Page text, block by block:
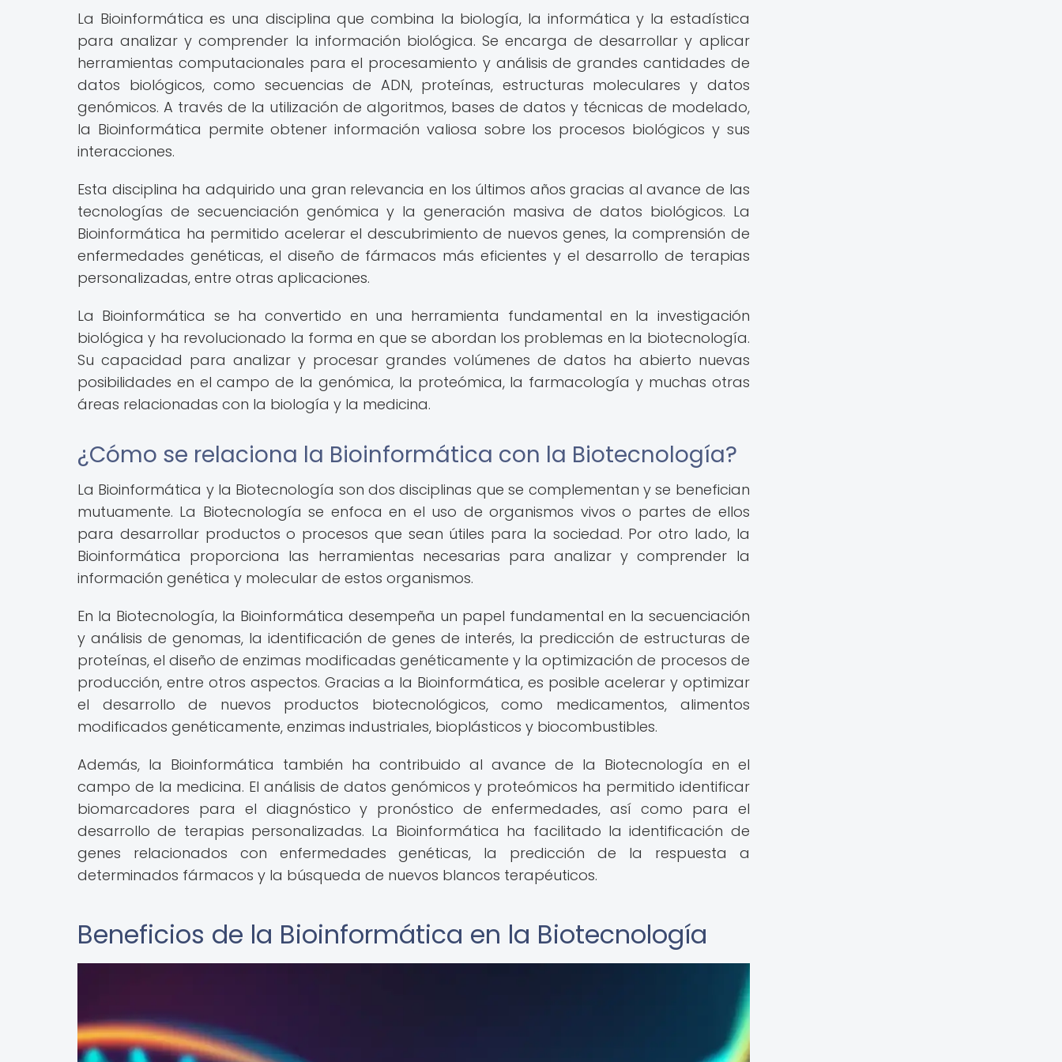
La Bioinformática es una disciplina que combina la biología, la informática y la estadística
para analizar y comprender la información biológica. Se encarga de desarrollar y aplicar
herramientas computacionales para el procesamiento y análisis de grandes cantidades de
datos biológicos, como secuencias de ADN, proteínas, estructuras moleculares y datos
genómicos. A través de la utilización de algoritmos, bases de datos y técnicas de modelado,
la Bioinformática permite obtener información valiosa sobre los procesos biológicos y sus
interacciones.
Esta disciplina ha adquirido una gran relevancia en los últimos años gracias al avance de las
tecnologías de secuenciación genómica y la generación masiva de datos biológicos. La
Bioinformática ha permitido acelerar el descubrimiento de nuevos genes, la comprensión de
enfermedades genéticas, el diseño de fármacos más eficientes y el desarrollo de terapias
personalizadas, entre otras aplicaciones.
La Bioinformática se ha convertido en una herramienta fundamental en la investigación
biológica y ha revolucionado la forma en que se abordan los problemas en la biotecnología.
Su capacidad para analizar y procesar grandes volúmenes de datos ha abierto nuevas
posibilidades en el campo de la genómica, la proteómica, la farmacología y muchas otras
áreas relacionadas con la biología y la medicina.
¿Cómo se relaciona la Bioinformática con la Biotecnología?
La Bioinformática y la Biotecnología son dos disciplinas que se complementan y se benefician
mutuamente. La Biotecnología se enfoca en el uso de organismos vivos o partes de ellos
para desarrollar productos o procesos que sean útiles para la sociedad. Por otro lado, la
Bioinformática proporciona las herramientas necesarias para analizar y comprender la
información genética y molecular de estos organismos.
En la Biotecnología, la Bioinformática desempeña un papel fundamental en la secuenciación
y análisis de genomas, la identificación de genes de interés, la predicción de estructuras de
proteínas, el diseño de enzimas modificadas genéticamente y la optimización de procesos de
producción, entre otros aspectos. Gracias a la Bioinformática, es posible acelerar y optimizar
el desarrollo de nuevos productos biotecnológicos, como medicamentos, alimentos
modificados genéticamente, enzimas industriales, bioplásticos y biocombustibles.
Además, la Bioinformática también ha contribuido al avance de la Biotecnología en el
campo de la medicina. El análisis de datos genómicos y proteómicos ha permitido identificar
biomarcadores para el diagnóstico y pronóstico de enfermedades, así como para el
desarrollo de terapias personalizadas. La Bioinformática ha facilitado la identificación de
genes relacionados con enfermedades genéticas, la predicción de la respuesta a
determinados fármacos y la búsqueda de nuevos blancos terapéuticos.
Beneficios de la Bioinformática en la Biotecnología